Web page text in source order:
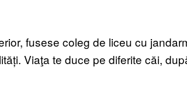
fusese coleg de liceu cu
Viaţa te duce pe diferite căi,